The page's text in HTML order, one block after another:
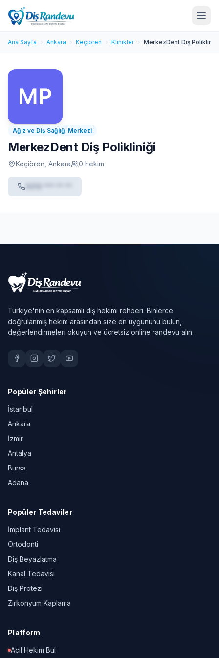
Ana Sayfa Ankara Keçiören Klinikler MerkezDent Diş Polikliniği
Ağız ve Diş Sağlığı Merkezi
MerkezDent Diş Polikliniği
Keçiören, Ankara 0 hekim
Türkiye'nin en kapsamlı diş hekimi rehberi. Binlerce
doğrulanmış hekim arasından size en uygununu bulun,
değerlendirmeleri okuyun ve ücretsiz online randevu alın.
Popüler Şehirler
İstanbul
Ankara
İzmir
Antalya
Bursa
Adana
Popüler Tedaviler
İmplant Tedavisi
Ortodonti
Diş Beyazlatma
Kanal Tedavisi
Diş Protezi
Zirkonyum Kaplama
Platform
Acil Hekim Bul